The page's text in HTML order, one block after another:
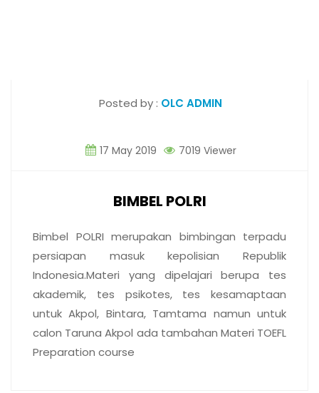
Posted by : OLC ADMIN
17 May 2019 7019 Viewer
BIMBEL POLRI
Bimbel POLRI merupakan bimbingan terpadu
persiapan masuk kepolisian Republik
Indonesia.Materi yang dipelajari berupa tes
akademik, tes psikotes, tes kesamaptaan
untuk Akpol, Bintara, Tamtama namun untuk
calon Taruna Akpol ada tambahan Materi TOEFL
Preparation course